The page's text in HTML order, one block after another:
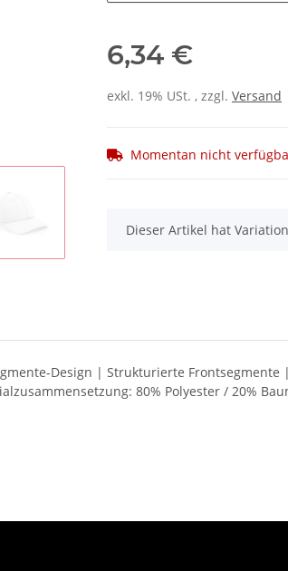
6,34 €
exkl. 19% USt. , zzgl. Versand
Momentan nicht
x
Dieser Artikel hat
Design | Strukturierte
80% Polyester / 20%